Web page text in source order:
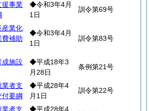
援事業
◆令和3年4月
1日
訓令第69号
産業化
費補助
◆令和3年4月
1日
訓令第83号
成施設
◆平成18年3
月28日
条例第21号
業者支
要綱
◆平成28年4
月1日
訓令第22号
業者支
◆平成28年4